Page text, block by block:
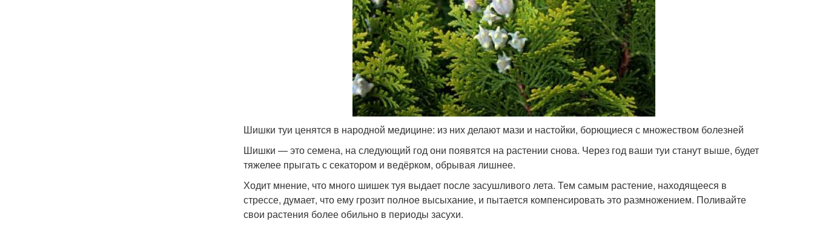
Шишки туи ценятся в народной медицине: из них делают мази и настойки, борющиеся с множеством болезней
Шишки — это семена, на следующий год они появятся на растении снова. Через год ваши туи станут выше, будет
тяжелее прыгать с секатором и ведёрком, обрывая лишнее.
Ходит мнение, что много шишек туя выдает после засушливого лета. Тем самым растение, находящееся в
стрессе, думает, что ему грозит полное высыхание, и пытается компенсировать это размножением. Поливайте
свои растения более обильно в периоды засухи.